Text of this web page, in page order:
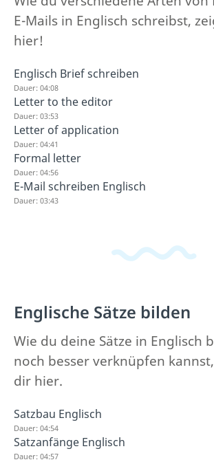
E-Mails in Englisch schreibst,
hier!
Englisch Brief schreiben
Dauer: 04:08
Letter to the editor
Dauer: 03:53
Letter of application
Dauer: 04:41
Formal letter
Dauer: 04:56
E-Mail schreiben Englisch
Dauer: 03:43
Englische Sätze bilden
Wie du deine Sätze in Englisch
noch besser verknüpfen
dir hier.
Satzbau Englisch
Dauer: 04:54
Satzanfänge Englisch
Dauer: 04:57